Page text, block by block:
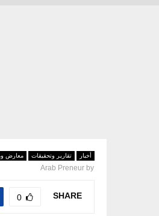
أخبار تقارير وتحقيقات معارض
by
Arab Preneur
SHARE
0